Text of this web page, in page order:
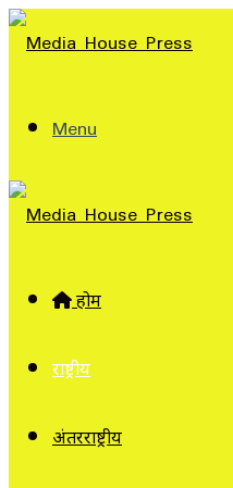
Menu
होम
राष्ट्रीय
अंतरराष्ट्रीय